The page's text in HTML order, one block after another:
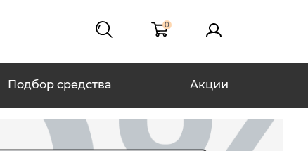
0
Подбор средства Акции